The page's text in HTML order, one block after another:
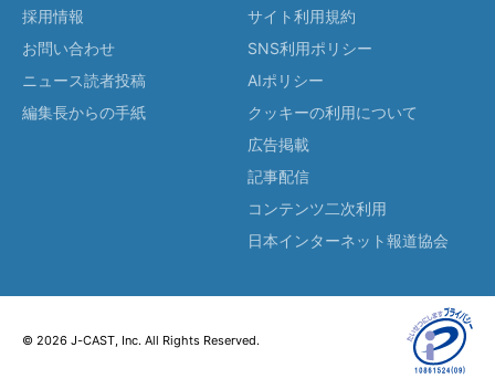
採用情報
お問い合わせ
ニュース読者投稿
編集長からの手紙
サイト利用規約
SNS利用ポリシー
AIポリシー
クッキーの利用について
広告掲載
記事配信
コンテンツ二次利用
日本インターネット報道協会
© 2026 J-CAST, Inc. All Rights Reserved.